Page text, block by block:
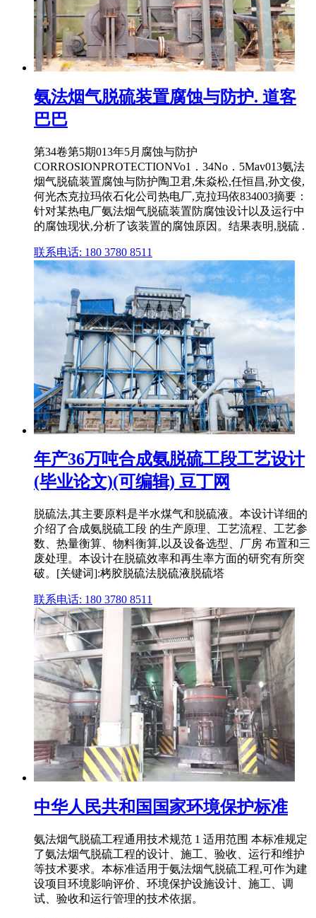
氨法烟气脱硫装置腐蚀与防护. 道客
巴巴
第34卷第5期013年5月腐蚀与防护
CORROSIONPROTECTIONVo1．34No．5Mav013氨法
烟气脱硫装置腐蚀与防护陶卫君,朱焱松,任恒昌,孙文俊,
何光杰克拉玛依石化公司热电厂,克拉玛依834003摘要：
针对某热电厂氨法烟气脱硫装置防腐蚀设计以及运行中
的腐蚀现状,分析了该装置的腐蚀原因。结果表明,脱硫 .
联系电话: 180 3780 8511
年产36万吨合成氨脱硫工段工艺设计
(毕业论文)(可编辑) 豆丁网
脱硫法,其主要原料是半水煤气和脱硫液。本设计详细的
介绍了合成氨脱硫工段 的生产原理、工艺流程、工艺参
数、热量衡算、物料衡算,以及设备选型、厂房 布置和三
废处理。本设计在脱硫效率和再生率方面的研究有所突
破。[关键词]:栲胶脱硫法脱硫液脱硫塔
联系电话: 180 3780 8511
中华人民共和国国家环境保护标准
氨法烟气脱硫工程通用技术规范 1 适用范围 本标准规定
了氨法烟气脱硫工程的设计、施工、验收、运行和维护
等技术要求。本标准适用于氨法烟气脱硫工程,可作为建
设项目环境影响评价、环境保护设施设计、施工、调
试、验收和运行管理的技术依据。